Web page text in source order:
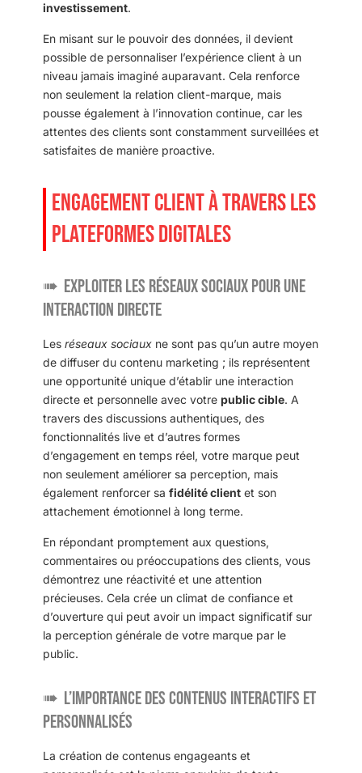
investissement.
En misant sur le pouvoir des données, il devient
possible de personnaliser l’expérience client à un
niveau jamais imaginé auparavant. Cela renforce
non seulement la relation client-marque, mais
pousse également à l’innovation continue, car les
attentes des clients sont constamment surveillées et
satisfaites de manière proactive.
ENGAGEMENT CLIENT À TRAVERS LES
PLATEFORMES DIGITALES
Exploiter les réseaux sociaux pour une
interaction directe
Les réseaux sociauxne sont pas qu’un autre moyen
de diffuser du contenu marketing ; ils représentent
une opportunité unique d’établir une interaction
directe et personnelle avec votre public cible. A
travers des discussions authentiques, des
fonctionnalités live et d’autres formes
d’engagement en temps réel, votre marque peut
non seulement améliorer sa perception, mais
également renforcer sa fidélité clientet son
attachement émotionnel à long terme.
En répondant promptement aux questions,
commentaires ou préoccupations des clients, vous
démontrez une réactivité et une attention
précieuses. Cela crée un climat de confiance et
d’ouverture qui peut avoir un impact significatif sur
la perception générale de votre marque par le
public.
L’importance des contenus interactifs et
personnalisés
La création de contenus engageants et